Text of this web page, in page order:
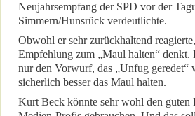
Neujahrsempfang der SPD vor der
Simmern/Hunsrück verdeutlichte.
Obwohl er sehr zurückhaltend
Empfehlung zum „Maul halten“ denkt.
nur den Vorwurf, das „Unfug geredet“
sicherlich besser das Maul halten.
Kurt Beck könnte sehr wohl den guten